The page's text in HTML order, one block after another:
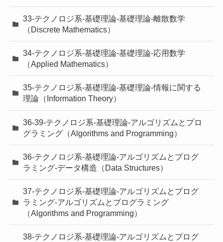
33-テクノロジ系-基礎理論-基礎理論-離散数学
（Discrete Mathematics）
34-テクノロジ系-基礎理論-基礎理論-応用数学
（Applied Mathematics）
35-テクノロジ系-基礎理論-基礎理論-情報に関する
理論（Information Theory）
36-39-テクノロジ系-基礎理論-アルゴリズムとプロ
グラミング（Algorithms and Programming）
36-テクノロジ系-基礎理論-アルゴリズムとプログ
ラミング-データ構造（Data Structures）
37-テクノロジ系-基礎理論-アルゴリズムとプログ
ラミング-アルゴリズムとプログラミング
（Algorithms and Programming）
38-テクノロジ系-基礎理論-アルゴリズムとプログ